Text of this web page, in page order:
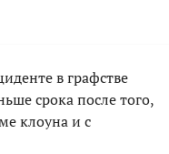
в графстве
срока после того,
клоуна и с